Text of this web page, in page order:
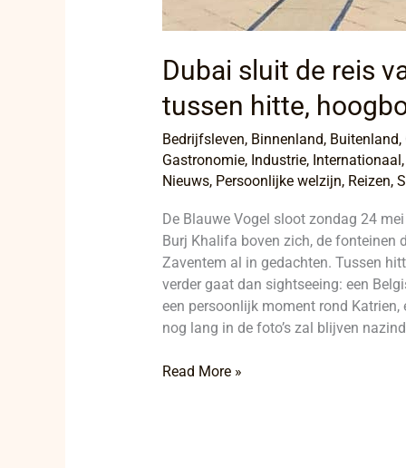
Dubai sluit de reis
tussen hitte,
Bedrijfsleven, Binnenland, Buitenland,
Gastronomie, Industrie, Internationaal,
Nieuws, Persoonlijke welzijn, Reizen,
De Blauwe Vogel sloot zondag 24
Burj Khalifa boven zich, de fonteinen
Zaventem al in gedachten. Tussen
verder gaat dan sightseeing: een
een persoonlijk moment rond
nog lang in de foto’s zal blijven
Read More »